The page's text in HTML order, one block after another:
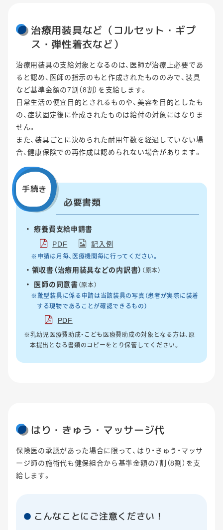
治療用装具など（コルセット・ギプ
ス・弾性着衣など）
治療用装具の支給対象となるのは、医師が治療上必要であ
ると認め、医師の指示のもと作成されたもののみで、装具
など基準金額の7割（8割）を支給します。
日常生活の便宜目的とされるものや、美容を目的としたも
の、症状固定後に作成されたものは給付の対象にはなりま
せん。
また、装具ごとに決められた耐用年数を経過していない場
合、健康保険での再作成は認められない場合があります。
手続き
必要書類
療養費支給申請書
PDF
記入例
※申請は月毎、医療機関毎に行ってください。
領収書（治療用装具などの内訳書） （原本）
医師の同意書 （原本）
※靴型装具に係る申請は当該装具の写真（患者が実際に装着
する現物であることが確認できるもの）
PDF
※乳幼児医療費助成・こども医療費助成の対象となる方は、原
本提出となる書類のコピーをとり保管してください。
はり・きゅう・マッサージ代
保険医の承認があった場合に限って、はり・きゅう・マッサ
ージ師の施術代も健保組合から基準金額の7割（8割）を支
給します。
こんなことにご注意ください！